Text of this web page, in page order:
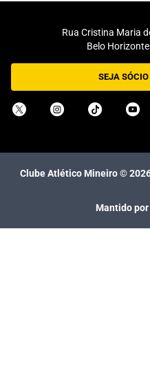
Rua Cristina Maria
Belo
SEJA
Clube Atlético Mineiro ©
Mantido por